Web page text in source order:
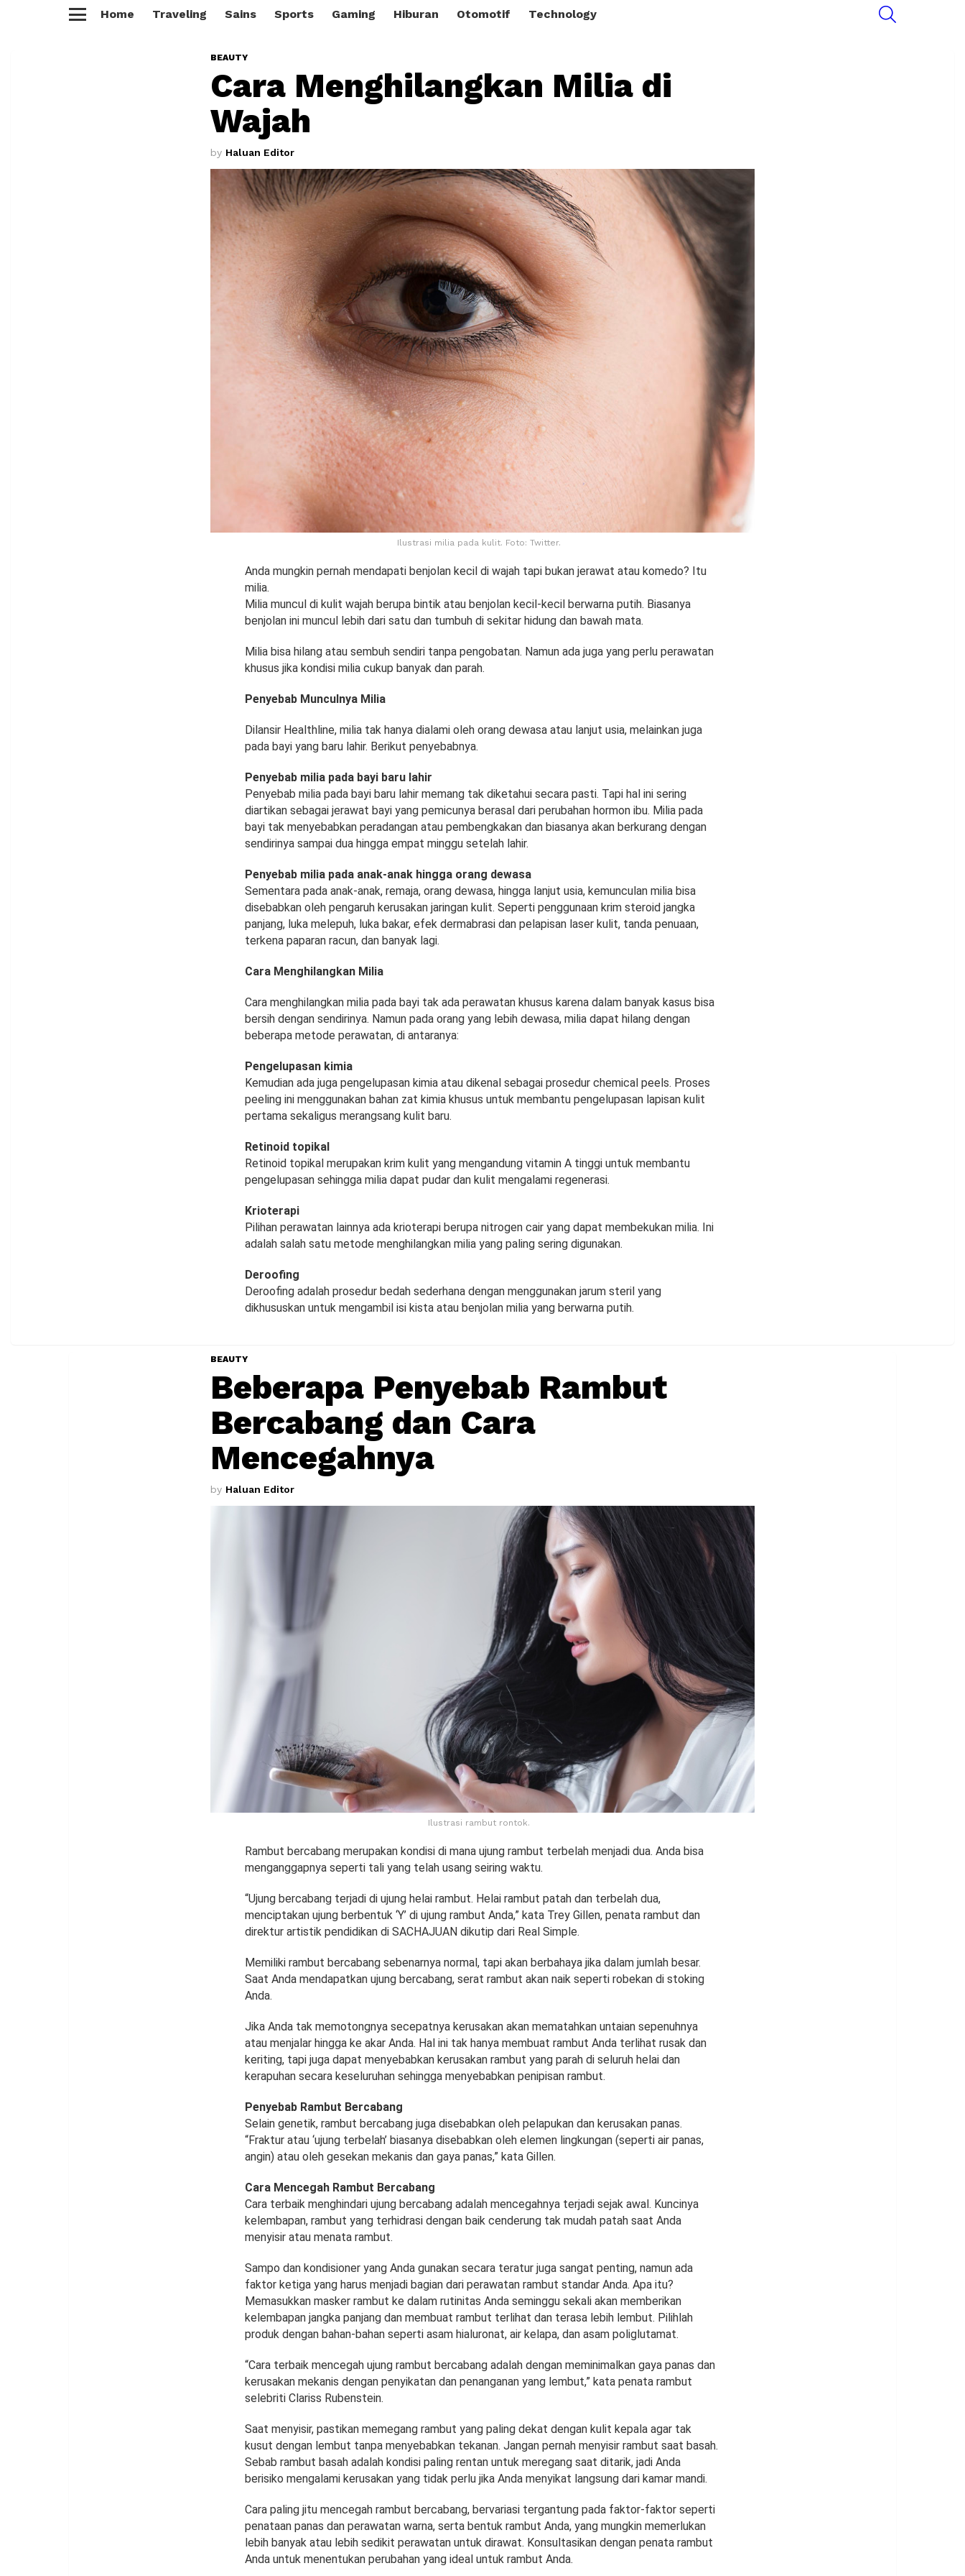
Home Traveling Sains Sports Gaming Hiburan Otomotif Technology
BEAUTY
Cara Menghilangkan Milia di
Wajah
by Haluan Editor
Ilustrasi milia pada kulit. Foto: Twitter.
Anda mungkin pernah mendapati benjolan kecil di wajah tapi bukan jerawat atau komedo? Itu
milia.
Milia muncul di kulit wajah berupa bintik atau benjolan kecil-kecil berwarna putih. Biasanya
benjolan ini muncul lebih dari satu dan tumbuh di sekitar hidung dan bawah mata.
Milia bisa hilang atau sembuh sendiri tanpa pengobatan. Namun ada juga yang perlu perawatan
khusus jika kondisi milia cukup banyak dan parah.
Penyebab Munculnya Milia
Dilansir Healthline, milia tak hanya dialami oleh orang dewasa atau lanjut usia, melainkan juga
pada bayi yang baru lahir. Berikut penyebabnya.
Penyebab milia pada bayi baru lahir
Penyebab milia pada bayi baru lahir memang tak diketahui secara pasti. Tapi hal ini sering
diartikan sebagai jerawat bayi yang pemicunya berasal dari perubahan hormon ibu. Milia pada
bayi tak menyebabkan peradangan atau pembengkakan dan biasanya akan berkurang dengan
sendirinya sampai dua hingga empat minggu setelah lahir.
Penyebab milia pada anak-anak hingga orang dewasa
Sementara pada anak-anak, remaja, orang dewasa, hingga lanjut usia, kemunculan milia bisa
disebabkan oleh pengaruh kerusakan jaringan kulit. Seperti penggunaan krim steroid jangka
panjang, luka melepuh, luka bakar, efek dermabrasi dan pelapisan laser kulit, tanda penuaan,
terkena paparan racun, dan banyak lagi.
Cara Menghilangkan Milia
Cara menghilangkan milia pada bayi tak ada perawatan khusus karena dalam banyak kasus bisa
bersih dengan sendirinya. Namun pada orang yang lebih dewasa, milia dapat hilang dengan
beberapa metode perawatan, di antaranya:
Pengelupasan kimia
Kemudian ada juga pengelupasan kimia atau dikenal sebagai prosedur chemical peels. Proses
peeling ini menggunakan bahan zat kimia khusus untuk membantu pengelupasan lapisan kulit
pertama sekaligus merangsang kulit baru.
Retinoid topikal
Retinoid topikal merupakan krim kulit yang mengandung vitamin A tinggi untuk membantu
pengelupasan sehingga milia dapat pudar dan kulit mengalami regenerasi.
Krioterapi
Pilihan perawatan lainnya ada krioterapi berupa nitrogen cair yang dapat membekukan milia. Ini
adalah salah satu metode menghilangkan milia yang paling sering digunakan.
Deroofing
Deroofing adalah prosedur bedah sederhana dengan menggunakan jarum steril yang
dikhususkan untuk mengambil isi kista atau benjolan milia yang berwarna putih.
BEAUTY
Beberapa Penyebab Rambut
Bercabang dan Cara
Mencegahnya
by Haluan Editor
Ilustrasi rambut rontok.
Rambut bercabang merupakan kondisi di mana ujung rambut terbelah menjadi dua. Anda bisa
menganggapnya seperti tali yang telah usang seiring waktu.
“Ujung bercabang terjadi di ujung helai rambut. Helai rambut patah dan terbelah dua,
menciptakan ujung berbentuk ‘Y’ di ujung rambut Anda,” kata Trey Gillen, penata rambut dan
direktur artistik pendidikan di SACHAJUAN dikutip dari Real Simple.
Memiliki rambut bercabang sebenarnya normal, tapi akan berbahaya jika dalam jumlah besar.
Saat Anda mendapatkan ujung bercabang, serat rambut akan naik seperti robekan di stoking
Anda.
Jika Anda tak memotongnya secepatnya kerusakan akan mematahkan untaian sepenuhnya
atau menjalar hingga ke akar Anda. Hal ini tak hanya membuat rambut Anda terlihat rusak dan
keriting, tapi juga dapat menyebabkan kerusakan rambut yang parah di seluruh helai dan
kerapuhan secara keseluruhan sehingga menyebabkan penipisan rambut.
Penyebab Rambut Bercabang
Selain genetik, rambut bercabang juga disebabkan oleh pelapukan dan kerusakan panas.
“Fraktur atau ‘ujung terbelah’ biasanya disebabkan oleh elemen lingkungan (seperti air panas,
angin) atau oleh gesekan mekanis dan gaya panas,” kata Gillen.
Cara Mencegah Rambut Bercabang
Cara terbaik menghindari ujung bercabang adalah mencegahnya terjadi sejak awal. Kuncinya
kelembapan, rambut yang terhidrasi dengan baik cenderung tak mudah patah saat Anda
menyisir atau menata rambut.
Sampo dan kondisioner yang Anda gunakan secara teratur juga sangat penting, namun ada
faktor ketiga yang harus menjadi bagian dari perawatan rambut standar Anda. Apa itu?
Memasukkan masker rambut ke dalam rutinitas Anda seminggu sekali akan memberikan
kelembapan jangka panjang dan membuat rambut terlihat dan terasa lebih lembut. Pilihlah
produk dengan bahan-bahan seperti asam hialuronat, air kelapa, dan asam poliglutamat.
“Cara terbaik mencegah ujung rambut bercabang adalah dengan meminimalkan gaya panas dan
kerusakan mekanis dengan penyikatan dan penanganan yang lembut,” kata penata rambut
selebriti Clariss Rubenstein.
Saat menyisir, pastikan memegang rambut yang paling dekat dengan kulit kepala agar tak
kusut dengan lembut tanpa menyebabkan tekanan. Jangan pernah menyisir rambut saat basah.
Sebab rambut basah adalah kondisi paling rentan untuk meregang saat ditarik, jadi Anda
berisiko mengalami kerusakan yang tidak perlu jika Anda menyikat langsung dari kamar mandi.
Cara paling jitu mencegah rambut bercabang, bervariasi tergantung pada faktor-faktor seperti
penataan panas dan perawatan warna, serta bentuk rambut Anda, yang mungkin memerlukan
lebih banyak atau lebih sedikit perawatan untuk dirawat. Konsultasikan dengan penata rambut
Anda untuk menentukan perubahan yang ideal untuk rambut Anda.